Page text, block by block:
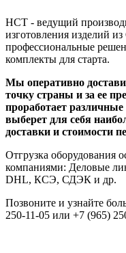
НСТ - ведущий
изготовления изделий
профессиональные
комплекты для старта.
Мы оперативно
точку страны и за ее
проработает
выберет для себя
доставки и стоимости
Отгрузка оборудования
компаниями: Деловые
DHL, КСЭ, СДЭК и др.
Позвоните и узнайте
250-11-05 или +7 (965)